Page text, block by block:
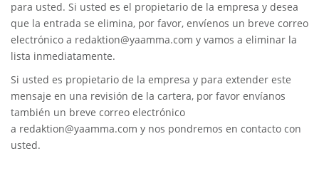
para usted. Si usted es el propietario de la empresa y desea
que la entrada se elimina, por favor, envíenos un breve correo
electrónico a redaktion@yaamma.com y vamos a eliminar la
lista inmediatamente.
Si usted es propietario de la empresa y para extender este
mensaje en una revisión de la cartera, por favor envíanos
también un breve correo electrónico
a redaktion@yaamma.com y nos pondremos en contacto con
usted.